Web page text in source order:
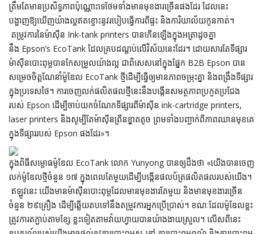
ត្រឹមតែមានប្រសិទ្ធភាពប៉ុណ្ណោះទេថែមទាំងមានមុខងារច្រើនផងដែរ ដែលនេះ
បង្ហាញឱ្យឃើញយ៉ាងល្អឥតខ្ចោះនូវរបៀបធ្វើការពីផ្ទះ ​និងការិយាល័យកូនកាត់។
តម្រូវការនៃម៉ាស៊ីន Ink-tank printers បានកើនឡើងក្នុងអត្រាដូចគ្នា
នឹង Epson’s EcoTank ដែលគ្របដណ្តប់លើវិស័យនេះដែរ។ ដោយសារតែទីផ្សារ
ម៉ាស៊ីនបោះពុម្ពបានកែសម្រួលយ៉ាងល្អ ជាពិសេសនៅក្នុងផ្នែក B2B Epson បាន
សម្រេចចិត្តណែនាំម៉ូឌែល EcoTank ថ្មីដើម្បីធ្វើឲ្យមានភាពចម្រុះគ្នា និងពង្រឹងទីផ្សារ
ក្នុងប្រទេសថៃ។ ការចេញលក់ផលិតផលថ្មីនេះនឹងបង្កើនសមត្ថភាពប្រកួតប្រជែង
របស់ Epson ដើម្បីចាប់យកចំណែកទីផ្សារពីម៉ាស៊ីន ink-cartridge printers,
laser printers និងសូម្បីតែម៉ាស៊ីនព្រីនខ្នាតតូច ព្រមទាំងបញ្ជាក់ពីភាពឈានមុខគេ
ក្នុងទីផ្សាររបស់ Epson ផងដែរ»។
ក្នុងពិធីសម្ពោធម៉ូឌែល EcoTank លោក Yunyong បានឲ្យដឹងថា «យើងបានចេញ
លក់ម៉ូឌែលថ្មីចំនួន ១៧ ក្នុងពេលតែមួយដើម្បីបង្កើនផលប័ត្រផលិតផលរបស់យើង។
ឥឡូវនេះ យើងមានម៉ាស៊ីនបោះពុម្ពដែលមានមុខងារតែមួយ និងមានមុខងារច្រើន
ចំនួន ២៩គ្រឿង ដើម្បីឆ្លើយតបទៅនឹងតម្រូវការអ្នកប្រើប្រាស់។ ខណៈដែលម៉ូឌែលខ្លះ
ត្រូវការតភ្ជាប់តាមខ្សែ ខ្លះទៀតតាមវ៉ាយហ្វាយបានយ៉ាងងាយស្រួល។ លើសពីនេះ